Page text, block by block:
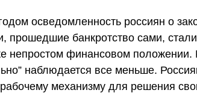
осведомленность россиян о
прошедшие банкротство сами,
непростом финансовом положении.
наблюдается все меньше.
рабочему механизму для решения